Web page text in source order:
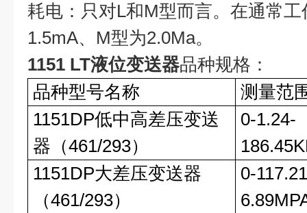
耗电：只对L和M型而言。在通常
1.5mA、M型为2.0Ma。
1151 LT液位变送器品种规格：
品种型号名称
测量范
1151DP低中高差压变送
器（461/293）
0-1.24-
1151DP大差压变送器
（461/293）
0-